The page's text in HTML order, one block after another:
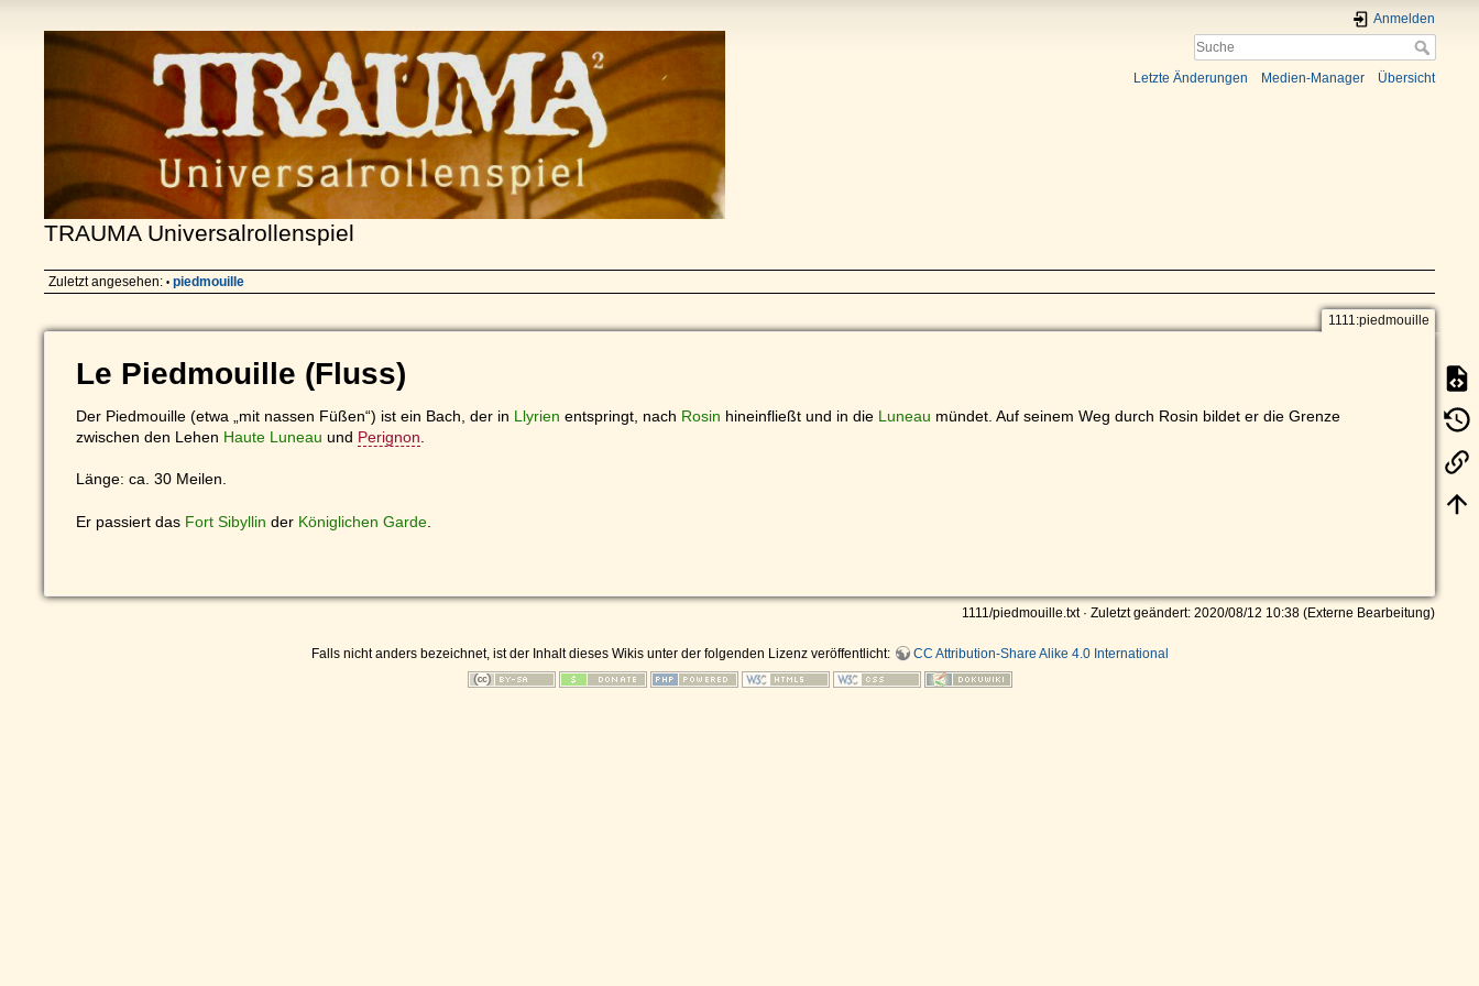
TRAUMA Universalrollenspiel
Anmelden
Letzte Änderungen Medien-Manager Übersicht
Zuletzt angesehen: • piedmouille
1111:piedmouille
Le Piedmouille (Fluss)
Der Piedmouille (etwa „mit nassen Füßen“) ist ein Bach, der in Llyrien entspringt, nach Rosin hineinfließt und in die Luneau mündet. Auf seinem Weg durch Rosin bildet er die Grenze
zwischen den Lehen Haute Luneau und Perignon
Länge: ca. 30 Meilen.
Er passiert das Fort Sibyllin der Königlichen Garde
1111/piedmouille.txt· Zuletzt geändert: 2020/08/12 10:38 (Externe Bearbeitung)
Falls nicht anders bezeichnet, ist der Inhalt dieses Wikis unter der folgenden Lizenz veröffentlicht: CC Attribution-Share Alike 4.0 International